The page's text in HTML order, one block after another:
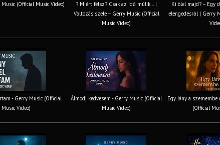
Music (Official Music Video)
? Miért félsz? Csak az idő múlik… |
Változás szele – Gerry Music (Official
Music Video)
Ki ölel majd? – Egy
elengedésről | Gerry
- Gerry Music (Official
Music Video)
Álmodj kedvesem - Gerry Music (Official
Music Video)
Egy lány a
(Official